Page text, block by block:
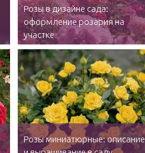
Розы в дизайне сада:
оформление розария на
участке
Розы миниатюрные: описание